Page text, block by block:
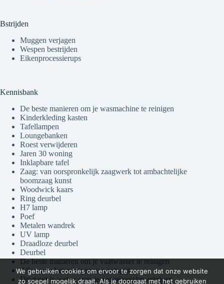
Bstrijden
Muggen verjagen
Wespen bestrijden
Eikenprocessierups
Kennisbank
De beste manieren om je wasmachine te reinigen
Kinderkleding kasten
Tafellampen
Loungebanken
Roest verwijderen
Jaren 30 woning
Inklapbare tafel
Zaag: van oorspronkelijk zaagwerk tot ambachtelijke
boomzaag kunst
Woodwick kaars
Ring deurbel
H7 lamp
Poef
Metalen wandrek
UV lamp
Draadloze deurbel
Deurbel
De beste manieren om je vaatwasser te reinigen
Alles over het reinigen van je tapijt
Dit moet je weten over je zonnepanelen reinigen
We gebruiken cookies om ervoor te zorgen dat onze website
zo soepel mogelijk draait. Als je doorgaat met het gebruiken